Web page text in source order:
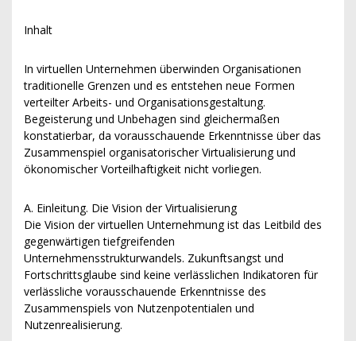
Inhalt
In virtuellen Unternehmen überwinden Organisationen
traditionelle Grenzen und es entstehen neue Formen
verteilter Arbeits- und Organisationsgestaltung.
Begeisterung und Unbehagen sind gleichermaßen
konstatierbar, da vorausschauende Erkenntnisse über das
Zusammenspiel organisatorischer Virtualisierung und
ökonomischer Vorteilhaftigkeit nicht vorliegen.
A. Einleitung. Die Vision der Virtualisierung
Die Vision der virtuellen Unternehmung ist das Leitbild des
gegenwärtigen tiefgreifenden
Unternehmensstrukturwandels. Zukunftsangst und
Fortschrittsglaube sind keine verlässlichen Indikatoren für
verlässliche vorausschauende Erkenntnisse des
Zusammenspiels von Nutzenpotentialen und
Nutzenrealisierung.